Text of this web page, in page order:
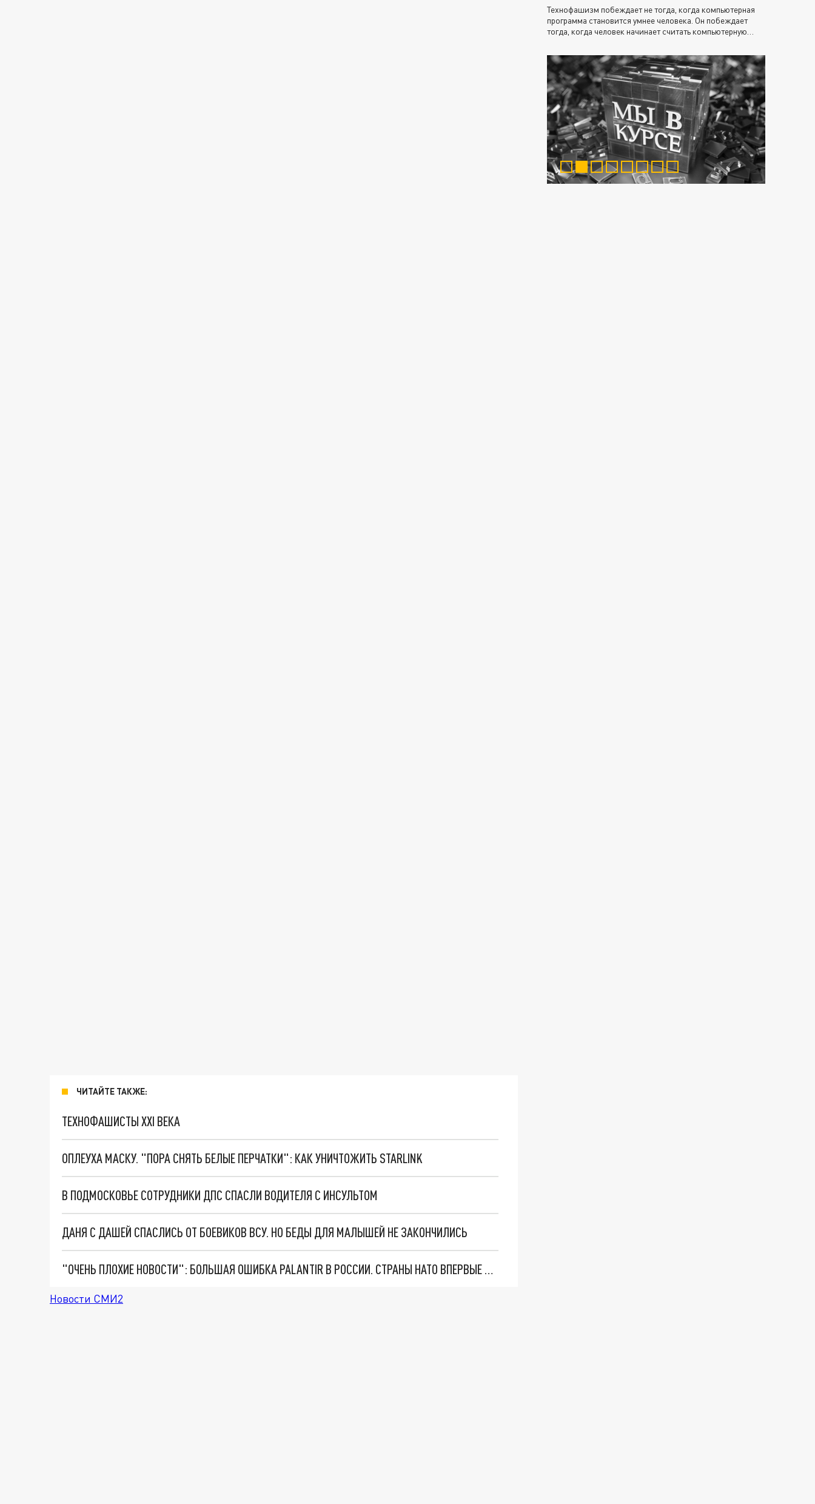
ЧИТАЙТЕ ТАКЖЕ:
ТЕХНОФАШИСТЫ XXI ВЕКА
ОПЛЕУХА МАСКУ. "ПОРА СНЯТЬ БЕЛЫЕ ПЕРЧАТКИ": КАК УНИЧТОЖИТЬ STARLINK
В ПОДМОСКОВЬЕ СОТРУДНИКИ ДПС СПАСЛИ ВОДИТЕЛЯ С ИНСУЛЬТОМ
ДАНЯ С ДАШЕЙ СПАСЛИСЬ ОТ БОЕВИКОВ ВСУ. НО БЕДЫ ДЛЯ МАЛЫШЕЙ НЕ ЗАКОНЧИЛИСЬ
"ОЧЕНЬ ПЛОХИЕ НОВОСТИ": БОЛЬШАЯ ОШИБКА PALANTIR В РОССИИ. СТРАНЫ НАТО ВПЕРВЫЕ ЗА СВО ОСТАНОВИЛИ ПОСТАВКИ ОРУЖИЯ. ВСУ ТЕРЯЮТ ПРИГРАНИЧЬЕ?
Новости СМИ2
Технофашизм побеждает не тогда, когда компьютерная
программа становится умнее человека. Он побеждает
тогда, когда человек начинает считать компьютерную